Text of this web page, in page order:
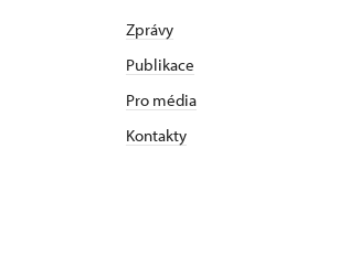
Zprávy
Publikace
Pro média
Kontakty